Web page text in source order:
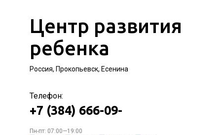
Центр развития
ребенка
Россия, Прокопьевск, Есенина
Телефон:
+7 (384) 666-09-
Пн-пт: 07:00—19:00